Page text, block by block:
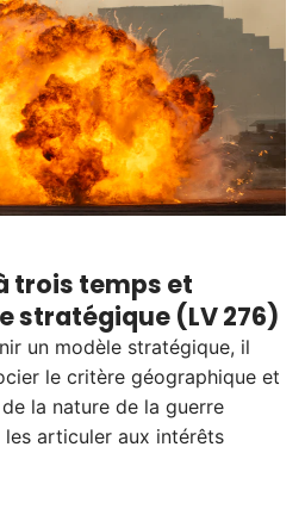
trois temps et
stratégique (LV 276)
un modèle stratégique, il
le critère géographique et
la nature de la guerre
les articuler aux intérêts